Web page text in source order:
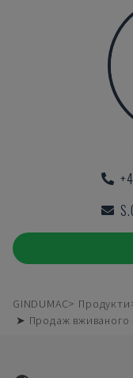
GINDUMAC Продукти
➤ Продаж вживаного